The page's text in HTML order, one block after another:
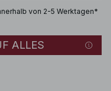
von 2-5 Werktagen*
ALLES